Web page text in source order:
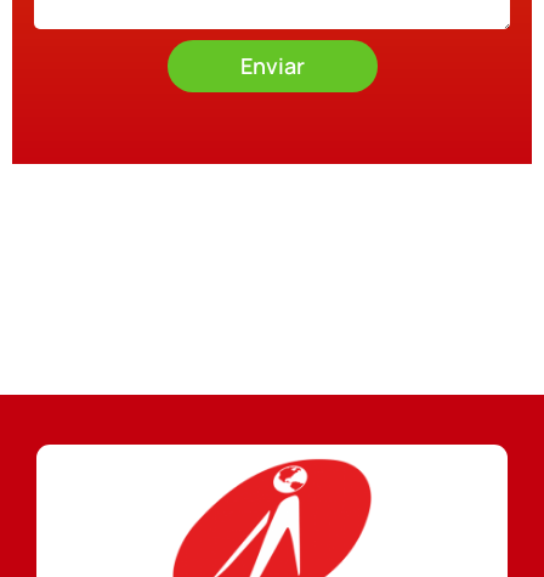
Enviar